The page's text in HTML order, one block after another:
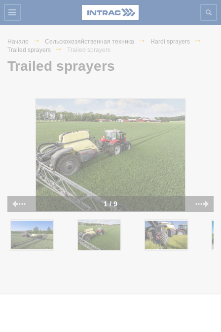
Начало Сельскохозяйственная техника
Hardi sprayers
Trailed sprayers
Trailed sprayers
Trailed sprayers
1 / 9